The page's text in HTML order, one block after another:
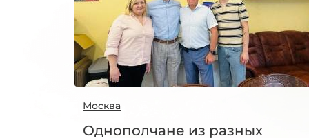
Москва
Однополчане из разных